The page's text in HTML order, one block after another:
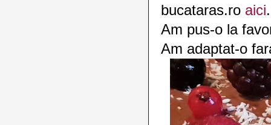
bucataras.ro aici.
Am pus-o la
Am adaptat-o